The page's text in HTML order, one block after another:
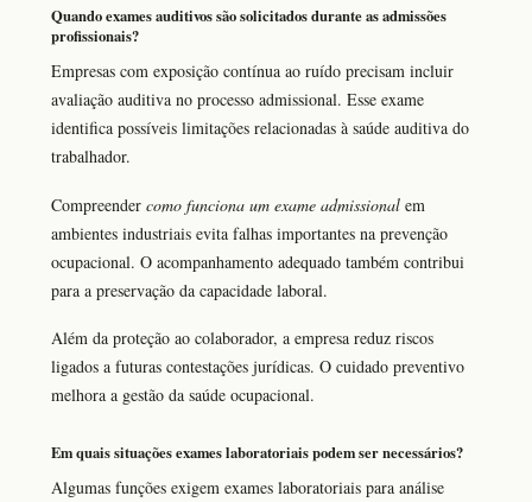
Quando exames auditivos são solicitados durante as admissões
profissionais?
Empresas com exposição contínua ao ruído precisam incluir
avaliação auditiva no processo admissional. Esse exame
identifica possíveis limitações relacionadas à saúde auditiva do
trabalhador.
Compreender como funciona um exame admissional em
ambientes industriais evita falhas importantes na prevenção
ocupacional. O acompanhamento adequado também contribui
para a preservação da capacidade laboral.
Além da proteção ao colaborador, a empresa reduz riscos
ligados a futuras contestações jurídicas. O cuidado preventivo
melhora a gestão da saúde ocupacional.
Em quais situações exames laboratoriais podem ser necessários?
Algumas funções exigem exames laboratoriais para análise